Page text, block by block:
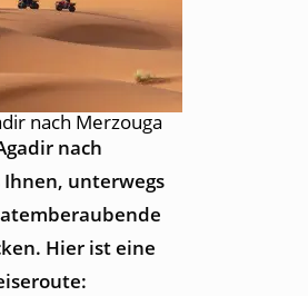
nach Merzouga
nach
unterwegs
Hier ist eine